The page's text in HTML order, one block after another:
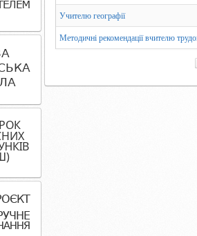
Учителю географії
Методичні рекомендації вчителю